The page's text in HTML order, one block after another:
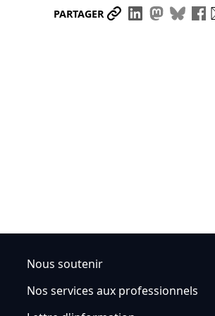
PARTAGER Partager le lien
Partager
Nous soutenir
Nos services aux professionnels